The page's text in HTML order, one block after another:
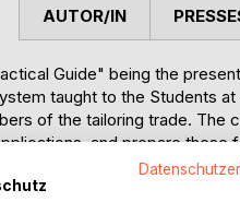
Guide" being the
taught to the Students
of the tailoring trade. The
and prepare these
the System is adapted
embracing every Style
AUTOR/IN